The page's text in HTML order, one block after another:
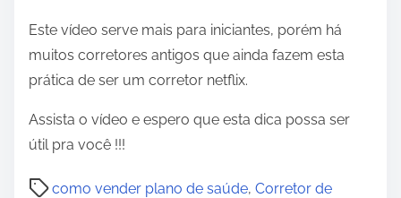
Este vídeo serve mais para iniciantes, porém há
muitos corretores antigos que ainda fazem esta
prática de ser um corretor netflix.
Assista o vídeo e espero que esta dica possa ser
útil pra você !!!
como vender plano de saúde, Corretor de
P